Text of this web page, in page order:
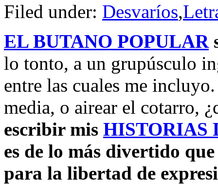
Filed under: Desvaríos,
EL BUTANO POPULAR
lo tonto, a un grupúsculo
entre las cuales me
media, o airear el cotarro,
escribir mis HISTORIAS
es de lo más divertido
para la libertad de